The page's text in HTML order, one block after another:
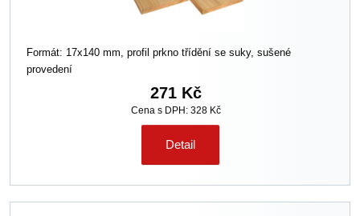
Formát: 17x140 mm, profil prkno třídění se suky, sušené
provedení
271 Kč
Cena s DPH: 328 Kč
Detail